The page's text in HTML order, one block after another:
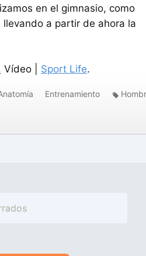
en el gimnasio, como
a partir de ahora la
Vídeo | Sport Life.
Entrenamiento